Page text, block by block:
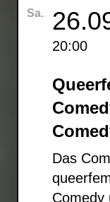
Sa.
20:00
Das
Comedy